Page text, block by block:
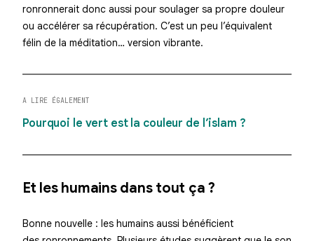
ronronnerait donc aussi pour soulager sa propre douleur
ou accélérer sa récupération. C’est un peu l’équivalent
félin de la méditation… version vibrante.
A LIRE ÉGALEMENT
Pourquoi le vert est la couleur de l’islam ?
Et les humains dans tout ça ?
Bonne nouvelle : les humains aussi bénéficient